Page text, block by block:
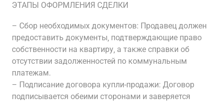
ЭТАПЫ ОФОРМЛЕНИЯ СДЕЛКИ
– Сбор необходимых документов: Продавец должен
предоставить документы‚ подтверждающие право
собственности на квартиру‚ а также справки об
отсутствии задолженностей по коммунальным
платежам.
– Подписание договора купли-продажи: Договор
подписывается обеими сторонами и заверяется